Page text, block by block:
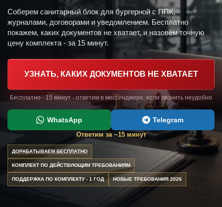
Соберем санитарный блок для бургерной с ППК,
журналами, договорами и уведомлением. Бесплатно
покажем, каких документов не хватает, и назовём точную
цену комплекта - за 15 минут.
УЗНАТЬ, КАКИХ ДОКУМЕНТОВ НЕ ХВАТАЕТ
Бесплатно · 15 минут · ответим в мессенджере, если звонить неудобно
WhatsApp Telegram
Ответим за ~15 минут
ДОРАБАТЫВАЕМ БЕСПЛАТНО
КОМПЛЕКТ ПО ДЕЙСТВУЮЩИМ ТРЕБОВАНИЯМ
ПОДДЕРЖКА ПО КОМПЛЕКТУ - 1 ГОД НОВЫЕ ТРЕБОВАНИЯ 2026